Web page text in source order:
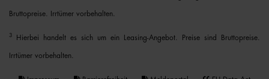
Bruttopreise. Irrtümer vorbehalten.
3 Hierbei handelt es sich um ein Leasing-Angebot. Preise sind Bruttopreise.
Irrtümer vorbehalten.